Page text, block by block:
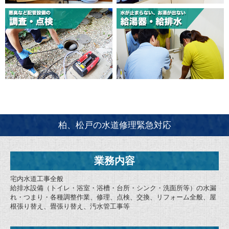
柏、松戸の水道修理緊急対応
業務内容
宅内水道工事全般
給排水設備（トイレ・浴室・浴槽・台所・シンク・洗面所等）の水漏
れ・つまり・各種調整作業、修理、点検、交換、リフォーム全般、屋
根張り替え、畳張り替え、汚水管工事等